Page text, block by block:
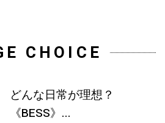
CHOICE
どんな日常が理想？
《BESS》...